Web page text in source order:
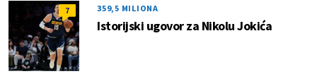
7 359,5 MILIONA
Istorijski ugovor za Nikolu Jokića